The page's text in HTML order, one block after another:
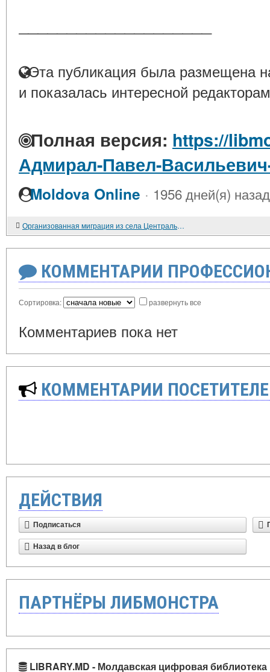
Эта публикация была размещена
и показалась интересной
Полная версия: https://
Адмирал-Павел-
Moldova Online · 1956 дней(я) назад
Организованная миграция из села Центрального Нечерноземья во второй половине 1940-х - 1960-е годы
КОММЕНТАРИИ
Сортировка: развернуть все
Комментариев пока нет
КОММЕНТАРИИ
ДЕЙСТВИЯ
Подписаться
Назад в блог
ПАРТНЁРЫ ЛИБМОНСТРА
LIBRARY.MD - Молдавская цифровая библиотека